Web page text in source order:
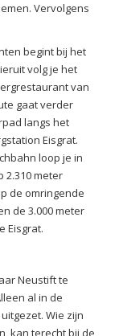
Vervolgens
begint bij het
volg je het
van
gaat verder
langs het
Eisgrat.
loop je in
2.310 meter
de omringende
de 3.000 meter
Eisgrat.
Neustift te
al in de
Wie zijn
kan terecht bij de